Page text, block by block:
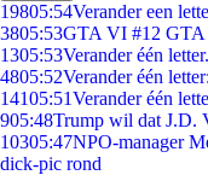
19805:54Verander een
3805:53GTA VI #12 GTA
1305:53Verander één
4805:52Verander één
14105:51Verander één
905:48Trump wil dat J.D.
10305:47NPO-manager
dick-pic rond